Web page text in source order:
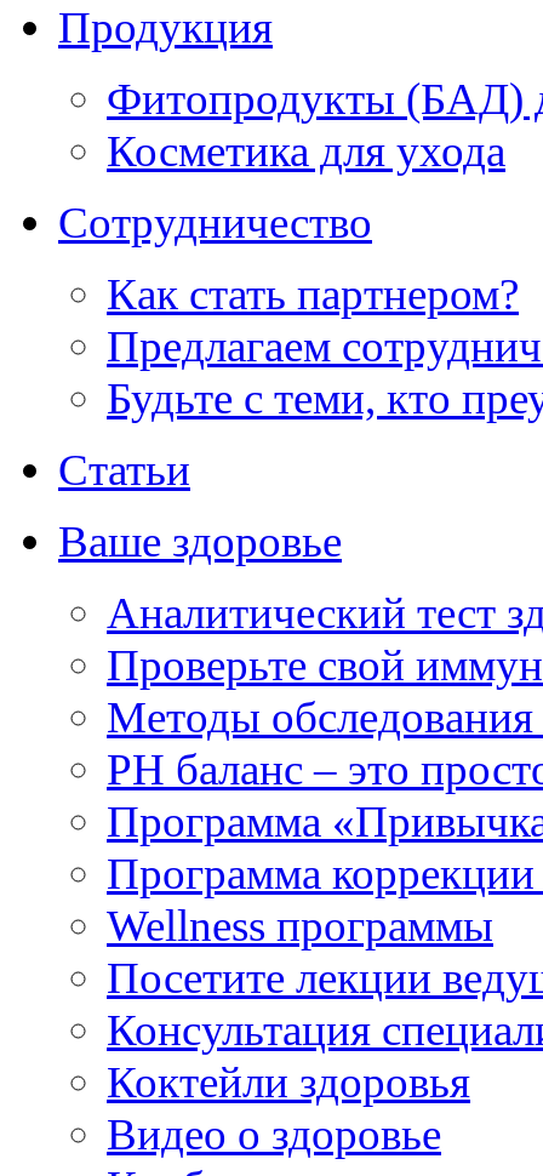
Продукция
Фитопродукты (БАД)
Косметика для ухода
Сотрудничество
Как стать партнером?
Предлагаем
Будьте с теми, кто
Статьи
Ваше здоровье
Аналитический тест
Проверьте свой
Методы обследования
РH баланс – это
Программа
Программа коррекции
Wellness программы
Посетите лекции
Консультация
Коктейли здоровья
Видео о здоровье